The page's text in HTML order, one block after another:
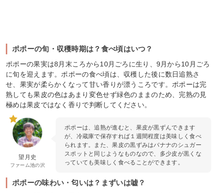
ポポーの旬・収穫時期は？食べ頃はいつ？
ポポーの果実は8月末ころから10月ごろに生り、9月から10月ごろ
に旬を迎えます。ポポーの食べ頃は、収穫した後に数日追熟さ
せ、果実が柔らかくなって甘い香りが漂うころです。ポポーは完
熟しても果皮の色はあまり変色せず緑色のままのため、完熟の見
極めは果皮ではなく香りで判断してください。
望月史
ファーム池の沢
ポポーは、追熟が進むと、果皮が黒ずんできます
が、冷蔵庫で保存すれば１週間程度は美味しく食べ
られます。また、果皮の黒ずみはバナナのシュガー
スポットと同じようなものなので、多少皮が黒くな
っていても美味しく食べることができます。
ポポーの味わい・匂いは？まずいは嘘？